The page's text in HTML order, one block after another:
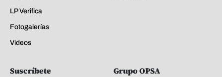
LP Verifica
Fotogalerías
Videos
Suscríbete Grupo OPSA